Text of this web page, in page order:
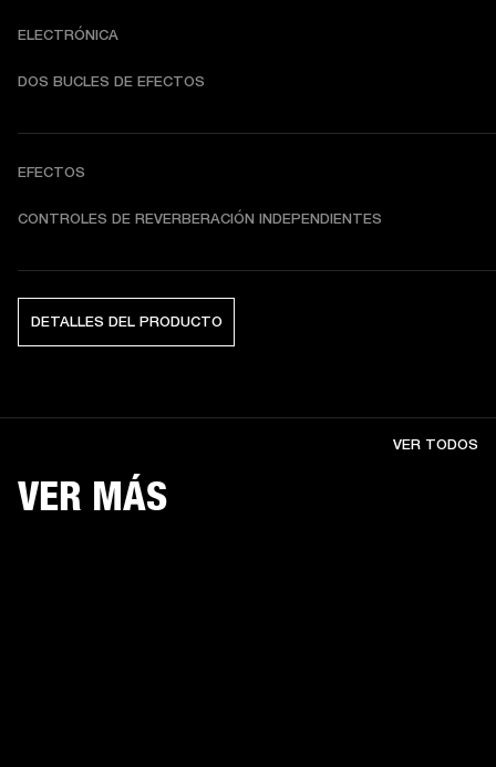
ELECTRÓNICA
DOS BUCLES DE EFECTOS
EFECTOS
CONTROLES DE REVERBERACIÓN INDEPENDIENTES
DETALLES DEL PRODUCTO
VER MÁS
VER TODOS